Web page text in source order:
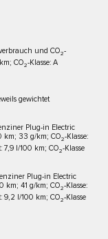
und CO2-
CO2-Klasse: A
gewichtet
Plug-in Electric
km; 33 g/km; CO2-Klasse:
7,9 l/100 km; CO2-Klasse
Plug-in Electric
km; 41 g/km; CO2-Klasse:
9,2 l/100 km; CO2-Klasse